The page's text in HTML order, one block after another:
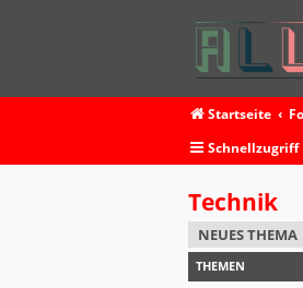
Startseite
Schnellzugriff
Technik
NEUES THEMA
THEMEN